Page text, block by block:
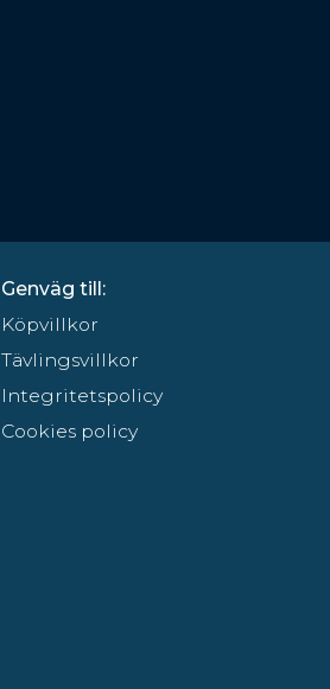
Genväg till:
Köpvillkor
Tävlingsvillkor
Integritetspolicy
Cookies policy